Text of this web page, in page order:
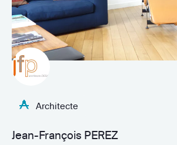
Architecte
Jean-François PEREZ